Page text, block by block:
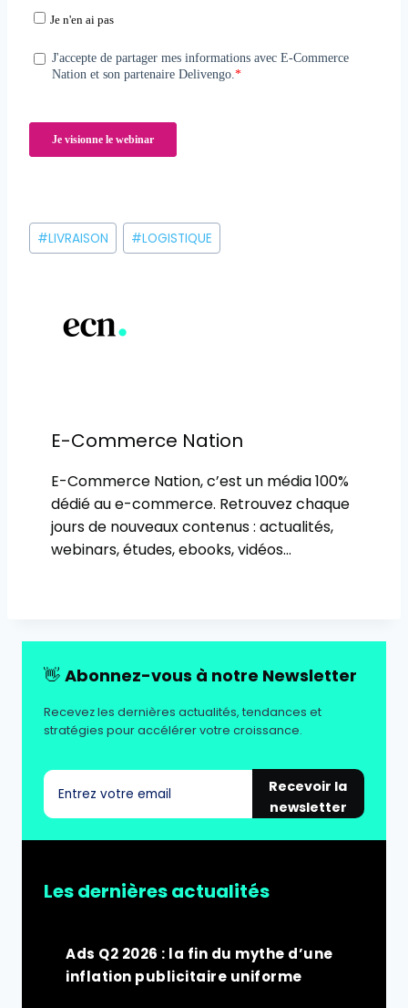
Étiquettes
de
#LIVRAISON #LOGISTIQUE
E-Commerce Nation
E-Commerce Nation, c’est un média 100%
dédié au e-commerce. Retrouvez chaque
jours de nouveaux contenus : actualités,
webinars, études, ebooks, vidéos…
👋 Abonnez-vous à notre Newsletter
Recevez les dernières actualités, tendances et
stratégies pour accélérer votre croissance.
Recevoir la
newsletter
Les dernières actualités
Ads Q2 2026 : la fin du mythe d’une
inflation publicitaire uniforme